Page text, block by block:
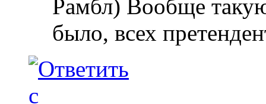
Рамбл) Вообще
было, всех